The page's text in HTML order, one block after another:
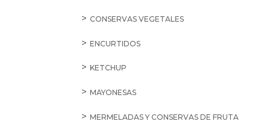
CONSERVAS VEGETALES
ENCURTIDOS
KETCHUP
MAYONESAS
MERMELADAS Y CONSERVAS DE FRUTA